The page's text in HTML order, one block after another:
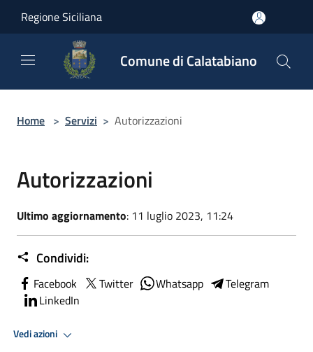
Regione Siciliana
Comune di Calatabiano
Home > Servizi > Autorizzazioni
Autorizzazioni
Ultimo aggiornamento: 11 luglio 2023, 11:24
Condividi:
Facebook Twitter Whatsapp
Telegram
LinkedIn
Vedi azioni